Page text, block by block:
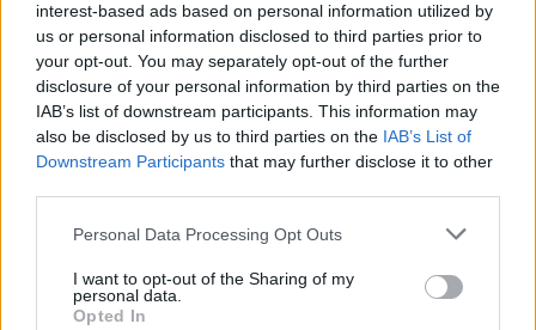
interest-based ads based on personal information utilized by
us or personal information disclosed to third parties prior to
your opt-out. You may separately opt-out of the further
disclosure of your personal information by third parties on the
IAB’s list of downstream participants. This information may
also be disclosed by us to third parties on the IAB’s List of
Downstream Participants that may further disclose it to other
Personal Data Processing Opt Outs
I want to opt-out of the Sharing of my
personal data.
Opted In
3d εκτυπωτης